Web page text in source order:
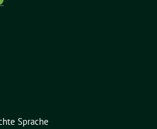
Sprache